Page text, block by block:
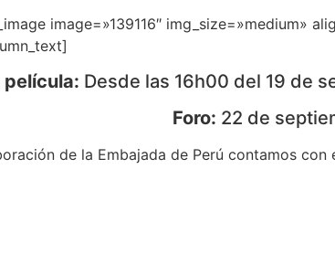
image=»139116″ img_size=»medium»
película: Desde las 16h00 del 19 de
Foro: 22 de
de la Embajada de Perú contamos con